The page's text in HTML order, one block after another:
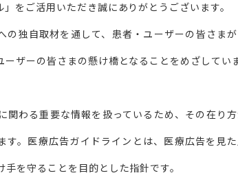
をご活用いただき誠にありがとうございます。
の独自取材を通して、患者・ユーザーの皆さま
ザーの皆さまの懸け橋となることをめざしていま
関わる重要な情報を扱っているため、その在り
す。医療広告ガイドラインとは、医療広告を見
を守ることを目的とした指針です。